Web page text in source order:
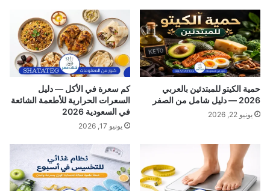
ل
ا
غ
ت
ر
ب
ل
ل
ة
حمية الكيتو للمبتدئين بالعربي
2026 — دليل شامل من الصفر
يونيو 22, 2026
كم سعرة في الأكل — دليل
السعرات الحرارية للأطعمة الشائعة
في السعودية 2026
يونيو 17, 2026